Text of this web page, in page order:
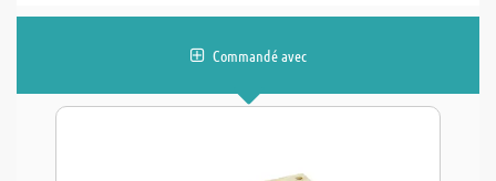
Commandé avec